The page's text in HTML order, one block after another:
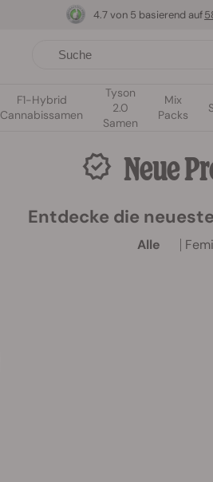
F1-Hybrid
Cannabissamen
Tyson
2.0
Samen
Mix
Packs
4.7 von 5 basierend auf
Neue
Entdecke die
Alle